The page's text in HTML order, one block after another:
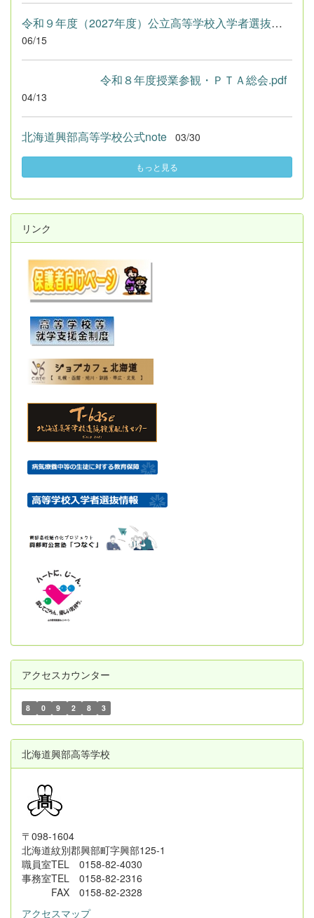
令和９年度（2027年度）公立高等学校入学者選抜における学校裁量...
06/15
令和８年度授業参観・ＰＴＡ総会.pdf
04/13
北海道興部高等学校公式note 03/30
もっと見る
リンク
アクセスカウンター
8 0 9 2 8 3
北海道興部高等学校
〒098-1604
北海道紋別郡興部町字興部125-1
職員室TEL 0158-82-4030
事務室TEL 0158-82-2316
FAX 0158-82-2328
アクセスマップ